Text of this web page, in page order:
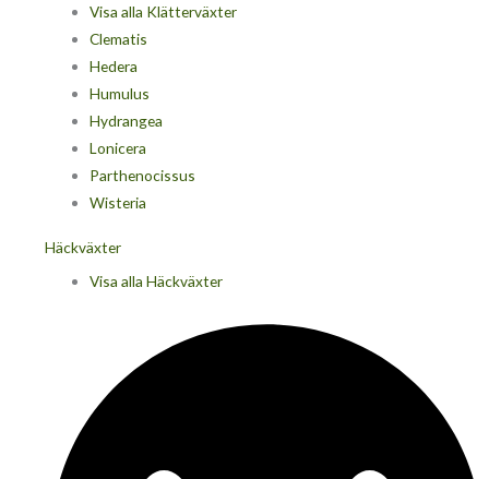
Visa alla Klätterväxter
Clematis
Hedera
Humulus
Hydrangea
Lonicera
Parthenocissus
Wisteria
Häckväxter
Visa alla Häckväxter